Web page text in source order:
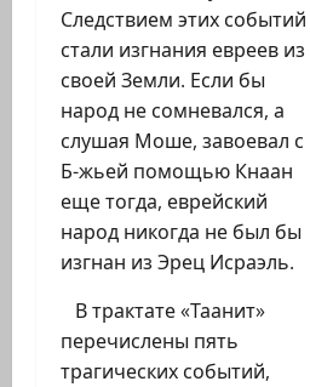
Следствием этих событий
стали изгнания евреев из
своей Земли. Если бы
народ не сомневался, а
слушая Моше, завоевал с
Б-жьей помощью Кнаан
еще тогда, еврейский
народ никогда не был бы
изгнан из Эрец Исраэль.
В трактате «Таанит»
перечислены пять
трагических событий,